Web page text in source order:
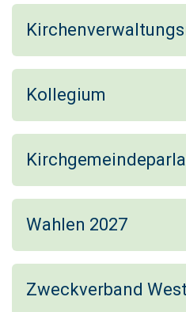
Kollegium
Wahlen 2027
Zweckverband